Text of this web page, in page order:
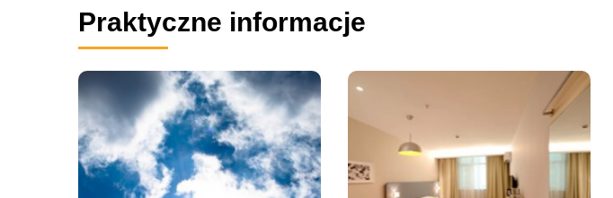
Praktyczne informacje